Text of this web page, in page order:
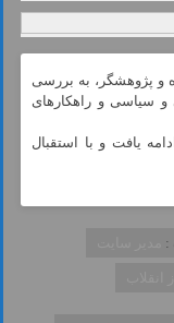
و پژوهشگر، به بررسی
و سیاسی و راهکارهای
یافت و با استقبال
: